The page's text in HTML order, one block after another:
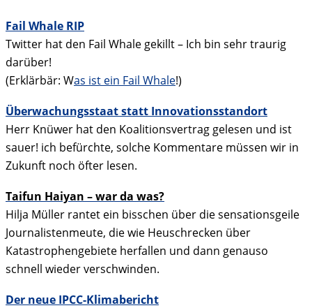
Fail Whale RIP
Twitter hat den Fail Whale gekillt – Ich bin sehr traurig
darüber!
(Erklärbär: Was ist ein Fail Whale!)
Überwachungsstaat statt Innovationsstandort
Herr Knüwer hat den Koalitionsvertrag gelesen und ist
sauer! ich befürchte, solche Kommentare müssen wir in
Zukunft noch öfter lesen.
Taifun Haiyan – war da was?
Hilja Müller rantet ein bisschen über die sensationsgeile
Journalistenmeute, die wie Heuschrecken über
Katastrophengebiete herfallen und dann genauso
schnell wieder verschwinden.
Der neue IPCC-Klimabericht